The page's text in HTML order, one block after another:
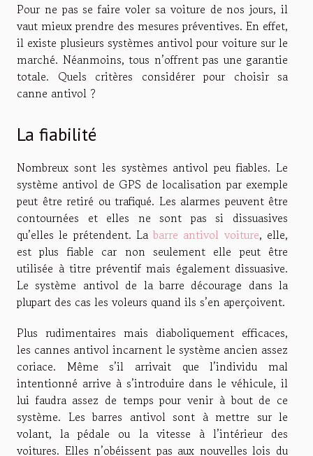
Pour ne pas se faire voler sa voiture de nos jours, il
vaut mieux prendre des mesures préventives. En effet,
il existe plusieurs systèmes antivol pour voiture sur le
marché. Néanmoins, tous n’offrent pas une garantie
totale. Quels critères considérer pour choisir sa
canne antivol ?
La fiabilité
Nombreux sont les systèmes antivol peu fiables. Le
système antivol de GPS de localisation par exemple
peut être retiré ou trafiqué. Les alarmes peuvent être
contournées et elles ne sont pas si dissuasives
qu’elles le prétendent. Labarre antivol voiture, elle,
est plus fiable car non seulement elle peut être
utilisée à titre préventif mais également dissuasive.
Le système antivol de la barre décourage dans la
plupart des cas les voleurs quand ils s’en aperçoivent.
Plus rudimentaires mais diaboliquement efficaces,
les cannes antivol incarnent le système ancien assez
coriace. Même s’il arrivait que l’individu mal
intentionné arrive à s’introduire dans le véhicule, il
lui faudra assez de temps pour venir à bout de ce
système. Les barres antivol sont à mettre sur le
volant, la pédale ou la vitesse à l’intérieur des
voitures. Elles n’obéissent pas aux nouvelles lois du